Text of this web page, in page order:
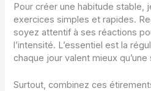
Pour créer une habitude stable,
exercices simples et rapides.
soyez attentif à ses réactions
l’intensité. L’essentiel est la
chaque jour valent mieux
Surtout, combinez ces